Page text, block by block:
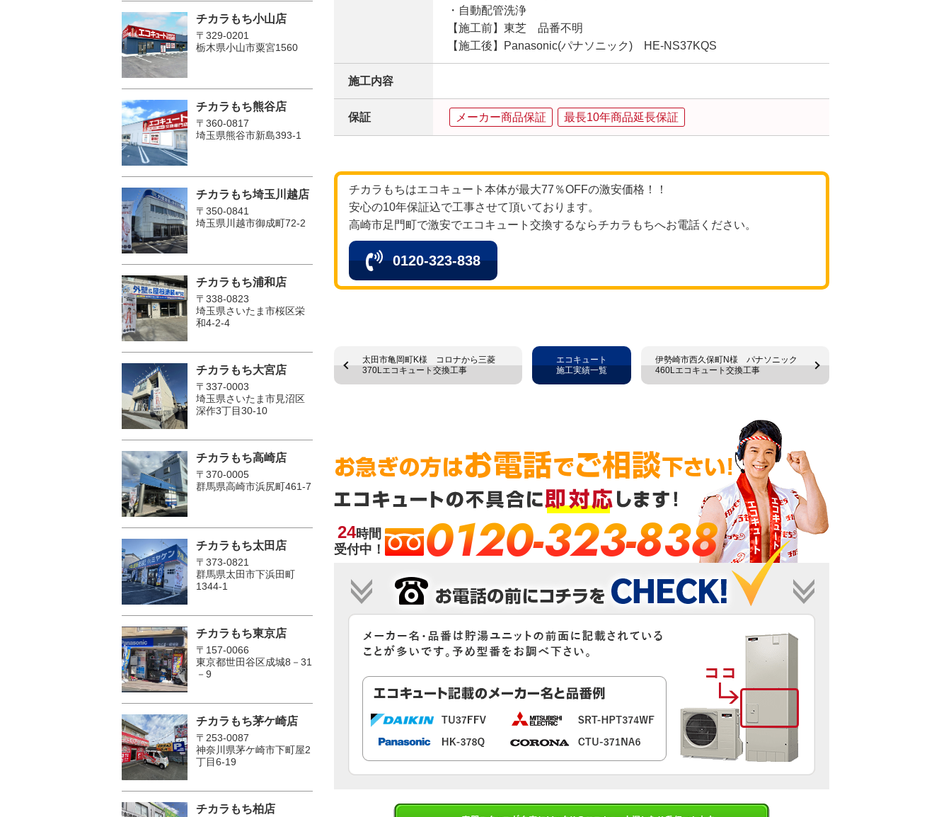
・自動配管洗浄
【施工前】東芝 品番不明
【施工後】Panasonic(パナソニック) HE-NS37KQS
施工内容
保証 メーカー商品保証 最長10年商品延長保証
チカラもちはエコキュート本体が最大77％OFFの激安価格！！
安心の10年保証込で工事させて頂いております。
高崎市足門町で激安でエコキュート交換するならチカラもちへお電話ください。
0120-323-838
太田市亀岡町K様 コロナから三菱
370Lエコキュート交換工事
伊勢崎市西久保町N様 パナソニック
460Lエコキュート交換工事
エコキュート
施工実績一覧
24時間
受付中！
0120-323-838
チカラもち小山店
〒329-0201
栃木県小山市粟宮1560
チカラもち熊谷店
〒360-0817
埼玉県熊谷市新島393-1
チカラもち埼玉川越店
〒350-0841
埼玉県川越市御成町72-2
チカラもち浦和店
〒338-0823
埼玉県さいたま市桜区栄
和4-2-4
チカラもち大宮店
〒337-0003
埼玉県さいたま市見沼区
深作3丁目30-10
チカラもち高崎店
〒370-0005
群馬県高崎市浜尻町461-7
チカラもち太田店
〒373-0821
群馬県太田市下浜田町
1344-1
チカラもち東京店
〒157-0066
東京都世田谷区成城8－31
－9
チカラもち茅ケ崎店
〒253-0087
神奈川県茅ケ崎市下町屋2
丁目6-19
チカラもち柏店